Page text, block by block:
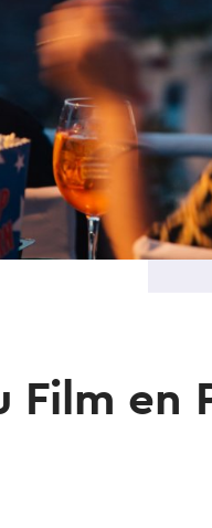
Film en